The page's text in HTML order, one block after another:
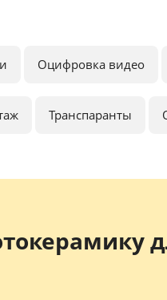
Оцифровка видео
Транспаранты